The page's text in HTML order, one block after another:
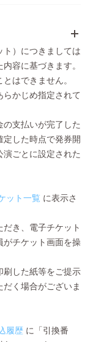
）につきましては
容に基づきます。
はできません。
かじめ指定されて
支払いが完了した
した時点で発券開
ごとに設定された
ット一覧 に表示さ
き、電子チケット
チケット画面を操
した紙等をご提示
く場合がございま
履歴 に「引換番